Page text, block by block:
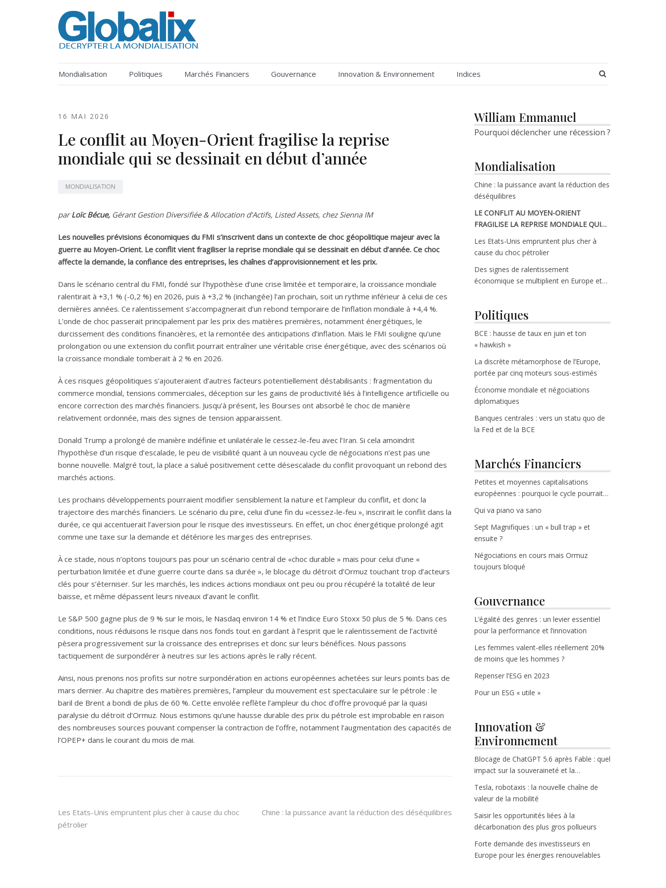
Globalix
Mondialisation Politiques Marchés Financiers Gouvernance Innovation & Environnement Indices
16 MAI 2026
Le conflit au Moyen-Orient fragilise la reprise
mondiale qui se dessinait en début d’année
MONDIALISATION
parLoïc Bécue, Gérant Gestion Diversifiée & Allocation d’Actifs, Listed Assets, chez Sienna IM
Les nouvelles prévisions économiques du FMI s’inscrivent dans un contexte de choc géopolitique majeur avec la
guerre au Moyen-Orient. Le conflit vient fragiliser la reprise mondiale qui se dessinait en début d’année. Ce choc
affecte la demande, la confiance des entreprises, les chaînes d’approvisionnement et les prix.
Dans le scénario central du FMI, fondé sur l’hypothèse d’une crise limitée et temporaire, la croissance mondiale
ralentirait à +3,1 % (-0,2 %) en 2026, puis à +3,2 % (inchangée) l’an prochain, soit un rythme inférieur à celui de ces
dernières années. Ce ralentissement s’accompagnerait d’un rebond temporaire de l’inflation mondiale à +4,4 %.
L’onde de choc passerait principalement par les prix des matières premières, notamment énergétiques, le
durcissement des conditions financières, et la remontée des anticipations d’inflation. Mais le FMI souligne qu’une
prolongation ou une extension du conflit pourrait entraîner une véritable crise énergétique, avec des scénarios où
la croissance mondiale tomberait à 2 % en 2026.
À ces risques géopolitiques s’ajouteraient d’autres facteurs potentiellement déstabilisants : fragmentation du
commerce mondial, tensions commerciales, déception sur les gains de productivité liés à l’intelligence artificielle ou
encore correction des marchés financiers. Jusqu’à présent, les Bourses ont absorbé le choc de manière
relativement ordonnée, mais des signes de tension apparaissent.
Donald Trump a prolongé de manière indéfinie et unilatérale le cessez-le-feu avec l’Iran. Si cela amoindrit
l’hypothèse d’un risque d’escalade, le peu de visibilité quant à un nouveau cycle de négociations n’est pas une
bonne nouvelle. Malgré tout, la place a salué positivement cette désescalade du conflit provoquant un rebond des
marchés actions.
Les prochains développements pourraient modifier sensiblement la nature et l’ampleur du conflit, et donc la
trajectoire des marchés financiers. Le scénario du pire, celui d’une fin du «cessez-le-feu », inscrirait le conflit dans la
durée, ce qui accentuerait l’aversion pour le risque des investisseurs. En effet, un choc énergétique prolongé agit
comme une taxe sur la demande et détériore les marges des entreprises.
À ce stade, nous n’optons toujours pas pour un scénario central de «choc durable » mais pour celui d’une «
perturbation limitée et d’une guerre courte dans sa durée », le blocage du détroit d’Ormuz touchant trop d’acteurs
clés pour s’éterniser. Sur les marchés, les indices actions mondiaux ont peu ou prou récupéré la totalité de leur
baisse, et même dépassent leurs niveaux d’avant le conflit.
Le S&P 500 gagne plus de 9 % sur le mois, le Nasdaq environ 14 % et l’indice Euro Stoxx 50 plus de 5 %. Dans ces
conditions, nous réduisons le risque dans nos fonds tout en gardant à l’esprit que le ralentissement de l’activité
pèsera progressivement sur la croissance des entreprises et donc sur leurs bénéfices. Nous passons
tactiquement de surpondérer à neutres sur les actions après le rally récent.
Ainsi, nous prenons nos profits sur notre surpondération en actions européennes achetées sur leurs points bas de
mars dernier. Au chapitre des matières premières, l’ampleur du mouvement est spectaculaire sur le pétrole : le
baril de Brent a bondi de plus de 60 %. Cette envolée reflète l’ampleur du choc d’offre provoqué par la quasi
paralysie du détroit d’Ormuz. Nous estimons qu’une hausse durable des prix du pétrole est improbable en raison
des nombreuses sources pouvant compenser la contraction de l’offre, notamment l’augmentation des capacités de
l’OPEP+ dans le courant du mois de mai.
Navigation
de
Les Etats-Unis empruntent plus cher à cause du choc
pétrolier
Chine : la puissance avant la réduction des déséquilibres
William Emmanuel
Pourquoi déclencher une récession ?
Mondialisation
Chine : la puissance avant la réduction des
déséquilibres
LE CONFLIT AU MOYEN-ORIENT
FRAGILISE LA REPRISE MONDIALE QUI
Les Etats-Unis empruntent plus cher à
cause du choc pétrolier
Des signes de ralentissement
économique se multiplient en Europe et
Politiques
BCE : hausse de taux en juin et ton
« hawkish »
La discrète métamorphose de l’Europe,
portée par cinq moteurs sous-estimés
Économie mondiale et négociations
diplomatiques
Banques centrales : vers un statu quo de
la Fed et de la BCE
Marchés Financiers
Petites et moyennes capitalisations
européennes : pourquoi le cycle pourrait
Qui va piano va sano
Sept Magnifiques : un « bull trap » et
ensuite ?
Négociations en cours mais Ormuz
toujours bloqué
Gouvernance
L’égalité des genres : un levier essentiel
pour la performance et l’innovation
Les femmes valent-elles réellement 20%
de moins que les hommes ?
Repenser l’ESG en 2023
Pour un ESG « utile »
Innovation &
Environnement
Blocage de ChatGPT 5.6 après Fable : quel
impact sur la souveraineté et la
Tesla, robotaxis : la nouvelle chaîne de
valeur de la mobilité
Saisir les opportunités liées à la
décarbonation des plus gros pollueurs
Forte demande des investisseurs en
Europe pour les énergies renouvelables